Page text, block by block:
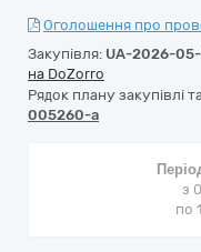
Оголошення про
Закупівля: UA-2026-
на DoZorro
Рядок плану закупівлі
005260-a
з
по